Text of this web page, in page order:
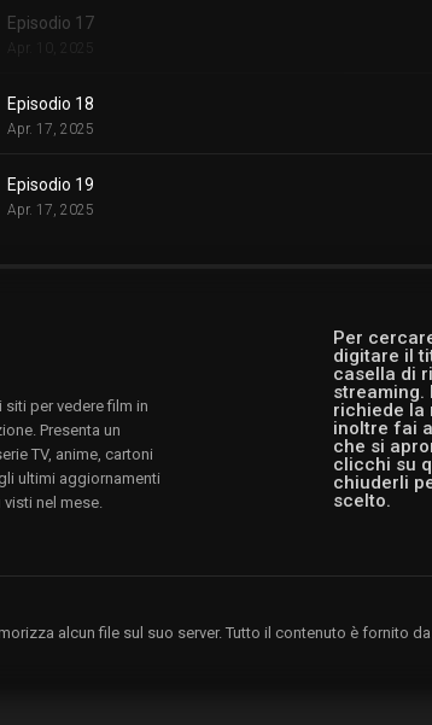
Episodio 17
Apr. 10, 2025
Episodio 18
Apr. 17, 2025
Episodio 19
Apr. 17, 2025
Per
digitare il
casella di
streaming.
richiede la
inoltre fai
che si
clicchi su
chiuderli
scelto.
per vedere film in
Presenta un
TV, anime, cartoni
ultimi aggiornamenti
nel mese.
alcun file sul suo server. Tutto il contenuto è fornito